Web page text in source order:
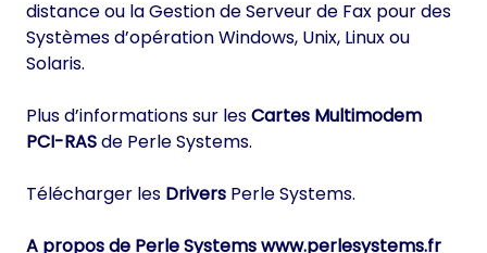
distance ou la Gestion de Serveur de Fax pour des
Systèmes d’opération Windows, Unix, Linux ou
Solaris.
Plus d’informations sur lesCartes Multimodem
PCI-RASde Perle Systems.
Télécharger les Drivers Perle Systems.
A propos de Perle Systemswww.perlesystems.fr